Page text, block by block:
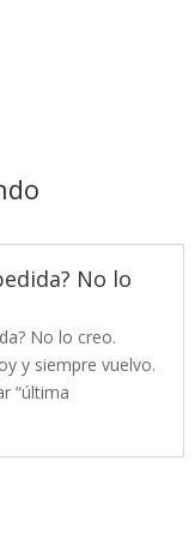
No lo
No lo creo.
y siempre vuelvo.
“última